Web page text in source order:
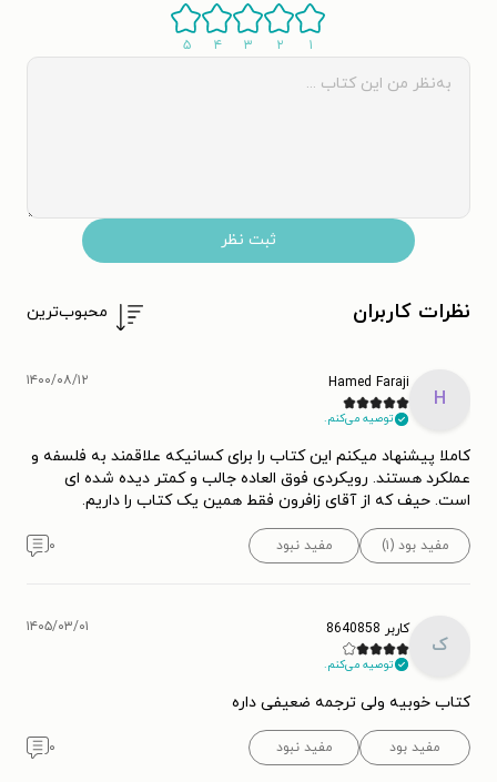
۱ ۲ ۳ ۴ ۵
ثبت نظر
نظرات کاربران محبوب‌ترین
H
Hamed Faraji
توصیه می‌کنم.
۱۴۰۰/۰۸/۱۲
کاملا پیشنهاد میکنم این کتاب را برای کسانیکه علاقمند به فلسفه و
عملکرد هستند. رویکردی فوق العاده جالب و کمتر دیده شده ای
است. حیف که از آقای زافرون فقط همین یک کتاب را داریم.
مفید بود (۱) مفید نبود ۰
ک
کاربر 8640858
توصیه می‌کنم.
۱۴۰۵/۰۳/۰۱
کتاب خوبیه ولی ترجمه ضعیفی داره
مفید بود مفید نبود ۰